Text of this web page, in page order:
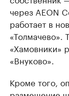
через AEON
работает в
«Толмачево».
«Хамовники»
«Внуково».
Кроме того,